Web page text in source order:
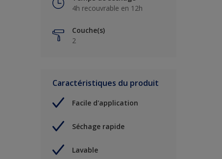
4h recouvrable en 12h
Couche(s)
2
Caractéristiques du produit
Facile d'application
Séchage rapide
Lavable